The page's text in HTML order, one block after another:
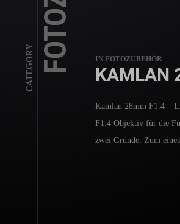
CATEGORY IN FOTOZUBEHÖR
KAMLAN
Kamlan 28mm F1.4 –
F1.4 Objektiv für die
zwei Gründe: Zum